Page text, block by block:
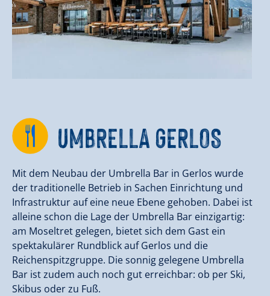
UMBRELLA GERLOS
Mit dem Neubau der Umbrella Bar in Gerlos wurde
der traditionelle Betrieb in Sachen Einrichtung und
Infrastruktur auf eine neue Ebene gehoben. Dabei ist
alleine schon die Lage der Umbrella Bar einzigartig:
am Moseltret gelegen, bietet sich dem Gast ein
spektakulärer Rundblick auf Gerlos und die
Reichenspitzgruppe. Die sonnig gelegene Umbrella
Bar ist zudem auch noch gut erreichbar: ob per Ski,
Skibus oder zu Fuß.